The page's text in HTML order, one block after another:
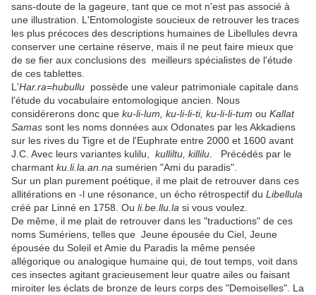
sans-doute de la gageure, tant que ce mot n'est pas associé à
une illustration. L'Entomologiste soucieux de retrouver les traces
les plus précoces des descriptions humaines de Libellules devra
conserver une certaine réserve, mais il ne peut faire mieux que
de se fier aux conclusions des meilleurs spécialistes de l'étude
de ces tablettes.
L'Har.ra=hubullu possède une valeur patrimoniale capitale dans
l'étude du vocabulaire entomologique ancien. Nous
considérerons donc que ku-li-lum, ku-li-li-ti, ku-li-li-tum ou Kallat
Samas sont les noms données aux Odonates par les Akkadiens
sur les rives du Tigre et de l'Euphrate entre 2000 et 1600 avant
J.C. Avec leurs variantes kulilu,
kulliltu, killilu . Précédés par le
charmant ku.li.la.an.na sumérien "Ami du paradis".
Sur un plan purement poétique, il me plait de retrouver dans ces
allitérations en -l une résonance, un écho rétrospectif du Libellula
créé par Linné en 1758. Ou li.be.llu.la si vous voulez.
De même, il me plait de retrouver dans les "traductions" de ces
noms Sumériens, telles que Jeune épousée du Ciel, Jeune
épousée du Soleil et Amie du Paradis la même pensée
allégorique ou analogique humaine qui, de tout temps, voit dans
ces insectes agitant gracieusement leur quatre ailes ou faisant
miroiter les éclats de bronze de leurs corps des "Demoiselles". La